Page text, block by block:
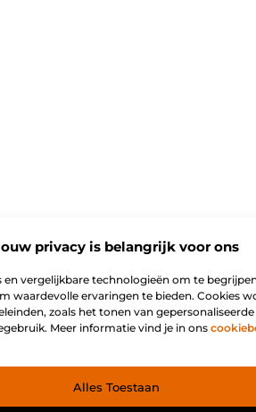
privacy is belangrijk voor ons
vergelijkbare technologieën om te
waardevolle ervaringen te bieden. Cookies
zoals het tonen van
Meer informatie vind je in ons
Alles Toestaan